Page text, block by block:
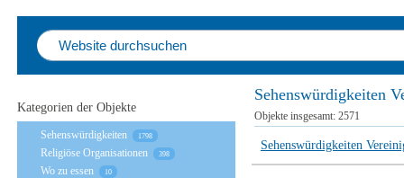
Sehenswürdigkeiten
Objekte insgesamt: 2571
Sehenswürdigkeiten
Kategorien der Objekte
Sehenswürdigkeiten 1798
Religiöse Organisationen 398
Wo zu essen 10